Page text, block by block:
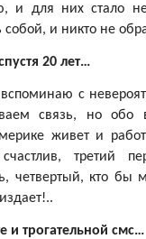
и для них стало
и никто не
20 лет…
с
связь, но обо
живет и
третий
четвертый, кто бы
и трогательной смс…